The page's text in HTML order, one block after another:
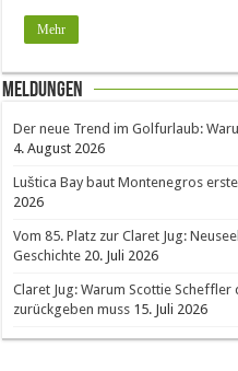
Mehr
Meldungen
Der neue Trend im Golfurlaub:
4. August 2026
Luštica Bay baut Montenegros
2026
Vom 85. Platz zur Claret Jug:
Geschichte 20. Juli 2026
Claret Jug: Warum Scottie
zurückgeben muss 15. Juli 2026